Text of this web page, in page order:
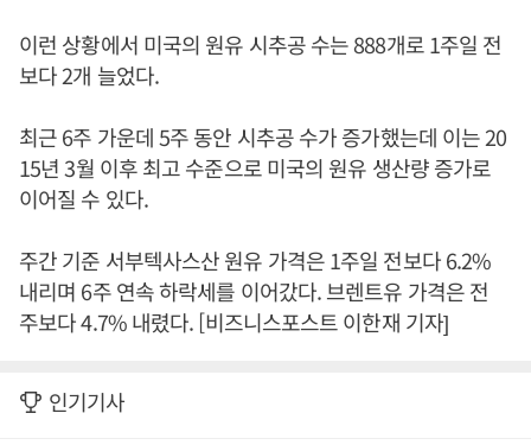
이런 상황에서 미국의 원유 시추공 수는 888개로 1주일 전
보다 2개 늘었다.
최근 6주 가운데 5주 동안 시추공 수가 증가했는데 이는 20
15년 3월 이후 최고 수준으로 미국의 원유 생산량 증가로
이어질 수 있다.
주간 기준 서부텍사스산 원유 가격은 1주일 전보다 6.2%
내리며 6주 연속 하락세를 이어갔다. 브렌트유 가격은 전
주보다 4.7% 내렸다. [비즈니스포스트 이한재 기자]
인기기사